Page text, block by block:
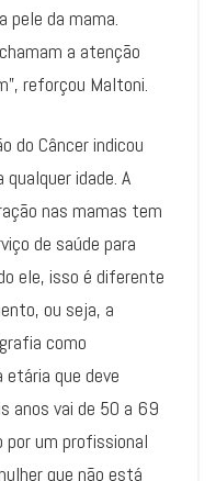
pele da mama.
a atenção
reforçou Maltoni.
do Câncer indicou
idade. A
nas mamas tem
de saúde para
ele, isso é diferente
ou seja, a
como
etária que deve
anos vai de 50 a 69
por um profissional
que não está